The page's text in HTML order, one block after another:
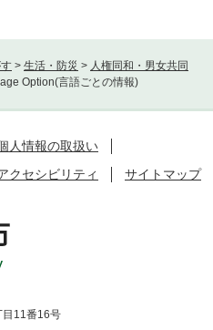
> 生活・防災 > 人権同和・男女共同
Option(言語ごとの情報)
人情報の取扱い
クセシビリティ サイトマップ
11番16号